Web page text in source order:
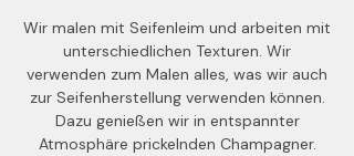
Wir malen mit Seifenleim und arbeiten mit
unterschiedlichen Texturen. Wir
verwenden zum Malen alles, was wir auch
zur Seifenherstellung verwenden können.
Dazu genießen wir in entspannter
Atmosphäre prickelnden Champagner.